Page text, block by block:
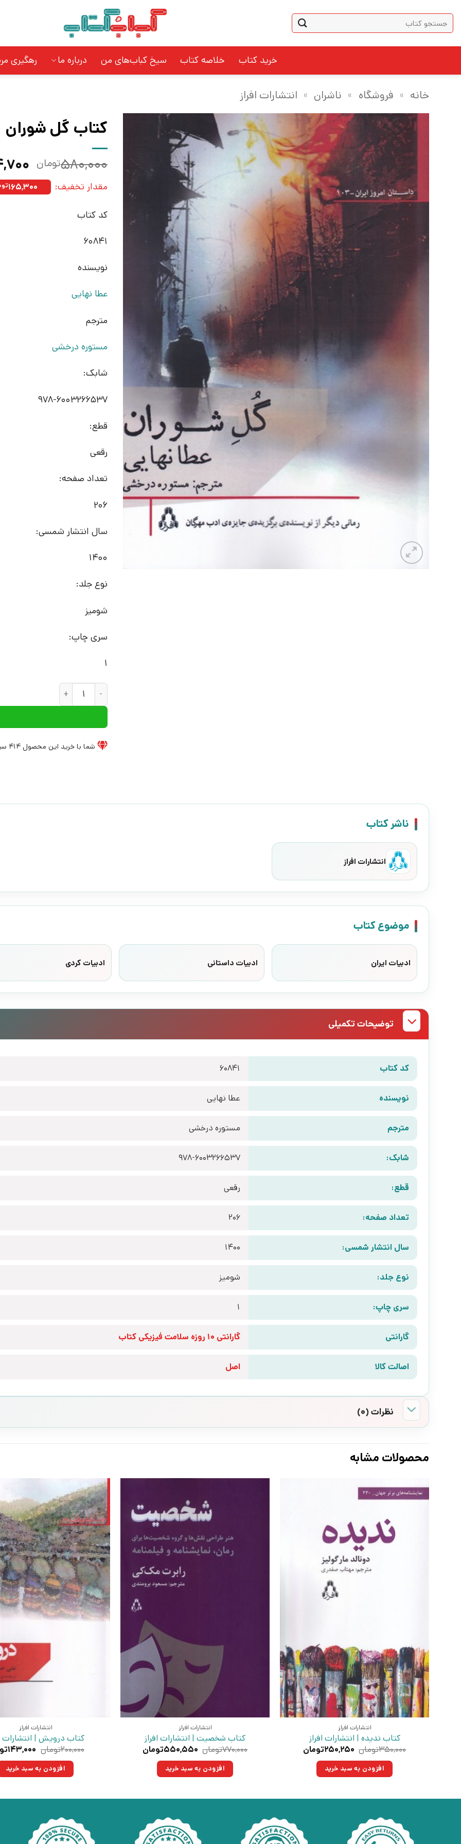
content
جستجو
برای:
خرید کتاب خلاصه کتاب سیخ کباب‌های من درباره ما رهگیری
خانه » فروشگاه » ناشران » انتشارات افراز
کتاب گل شوران |
۵۸۰,۰۰۰تومان
مقدار تخفیف: ۱۶۵,۳۰۰
کد کتاب
60841
نویسنده
عطا نهایی
مترجم
مستوره درخشی
شابک:
978-6003266537
قطع:
رقعی
تعداد صفحه:
206
سال انتشار شمسی:
1400
نوع جلد:
شومیز
سری چاپ:
1
کتاب گل شوران | انتشارات
شما با خرید این محصول 414
ناشر کتاب
انتشارات افراز
موضوع کتاب
ادبیات ایران ادبیات داستانی ادبیات کردی
توضیحات تکمیلی
کد کتاب 60841
نویسنده عطا نهایی
مترجم مستوره درخشی
شابک: 978-6003266537
قطع: رقعی
تعداد صفحه: 206
سال انتشار شمسی: 1400
نوع جلد: شومیز
سری چاپ: 1
گارانتی گارانتی 10 روزه سلامت فیزیکی کتاب
اصالت کالا اصل
نظرات (0)
محصولات مشابه
انتشارات افراز
کتاب ندیده | انتشارات افراز
۳۵۰,۰۰۰تومان قیمت
۳۵۰,۰۰۰تومان
بود.
۲۵۰,۲۵۰تومان
افزودن به سبد خرید
انتشارات افراز
کتاب شخصیت | انتشارات افراز
۷۷۰,۰۰۰تومان قیمت
۷۷۰,۰۰۰تومان
بود.
۵۵۰,۵۵۰تومان
افزودن به سبد خرید
انتشارات افراز
کتاب درویش | انتشارات
۲۰۰,۰۰۰تومان قیمت
بود.
۱۴۳,۰۰۰
افزودن به سبد خرید